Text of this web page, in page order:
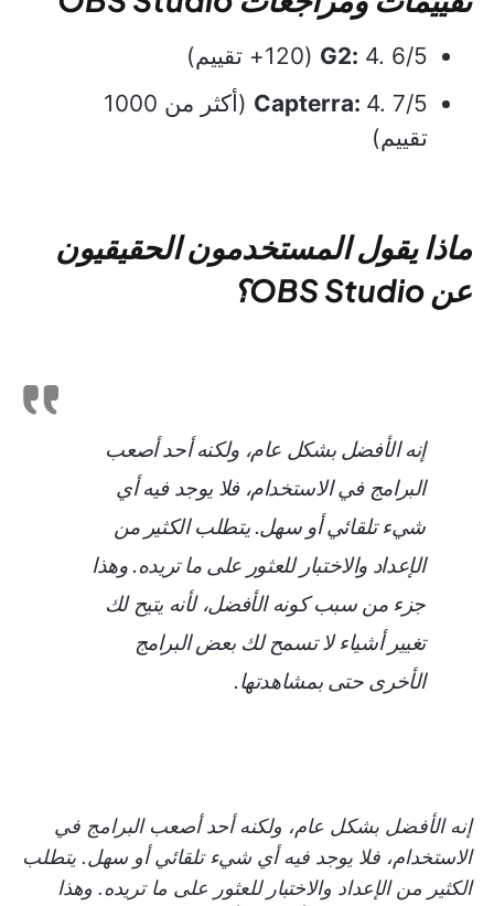
G2: 4. 6/5 (120+ تقييم)
Capterra:
4. 7/5 (أكثر من 1000
تقييم)
ماذا يقول المستخدمون الحقيقيون
عن OBS Studio؟
إنه الأفضل بشكل عام، ولكنه أحد أصعب
البرامج في الاستخدام، فلا يوجد فيه أي
شيء تلقائي أو سهل. يتطلب الكثير من
الإعداد والاختبار للعثور على ما تريده. وهذا
جزء من سبب كونه الأفضل، لأنه يتيح لك
تغيير أشياء لا تسمح لك بعض البرامج
الأخرى حتى بمشاهدتها.
إنه الأفضل بشكل عام، ولكنه أحد أصعب البرامج في
الاستخدام، فلا يوجد فيه أي شيء تلقائي أو سهل. يتطلب
الكثير من الإعداد والاختبار للعثور على ما تريده. وهذا